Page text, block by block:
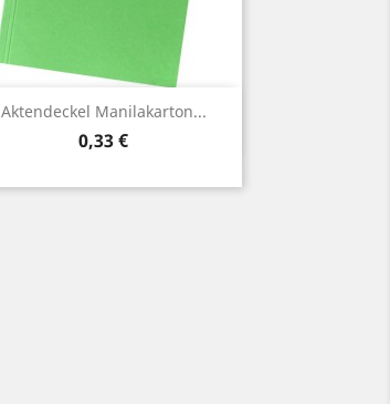
Aktendeckel Manilakarton...
Preis
0,33 €
Vorschau